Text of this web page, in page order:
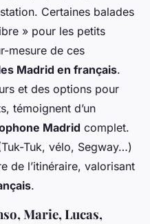
Certaines balades
» pour les petits
mesure de ces
Madrid en français.
et des options pour
témoignent d’un
Madrid complet.
Tuk, vélo, Segway…)
de l’itinéraire, valorisant
.
Marie, Lucas,